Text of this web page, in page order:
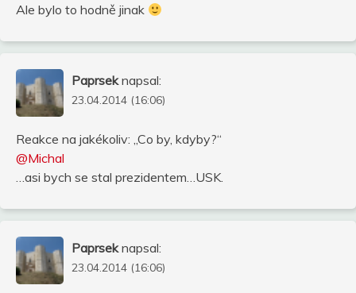
Ale bylo to hodně jinak
Paprsek napsal:
23.04.2014 (16:06)
Reakce na jakékoliv: „Co by, kdyby?“
@Michal
…asi bych se stal prezidentem…USK.
Paprsek napsal:
23.04.2014 (16:06)